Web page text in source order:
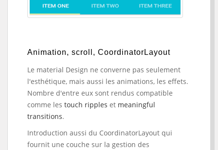
Animation, scroll, CoordinatorLayout
Le material Design ne converne pas seulement
l'esthétique, mais aussi les animations, les effets.
Nombre d'entre eux sont rendus compatible
comme les touch ripples et meaningful
transitions.
Introduction aussi du CoordinatorLayout qui
fournit une couche sur la gestion des